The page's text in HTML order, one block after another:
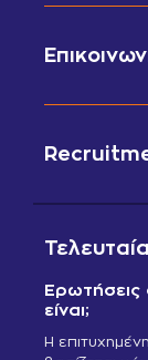
Ερωτήσεις
είναι;
Η